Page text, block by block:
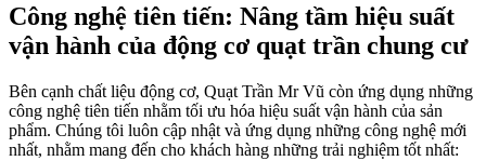
Công nghệ tiên tiến: Nâng tầm hiệu suất
vận hành của động cơ quạt trần chung cư
Bên cạnh chất liệu động cơ, Quạt Trần Mr Vũ còn ứng dụng những
công nghệ tiên tiến nhằm tối ưu hóa hiệu suất vận hành của sản
phẩm. Chúng tôi luôn cập nhật và ứng dụng những công nghệ mới
nhất, nhằm mang đến cho khách hàng những trải nghiệm tốt nhất: